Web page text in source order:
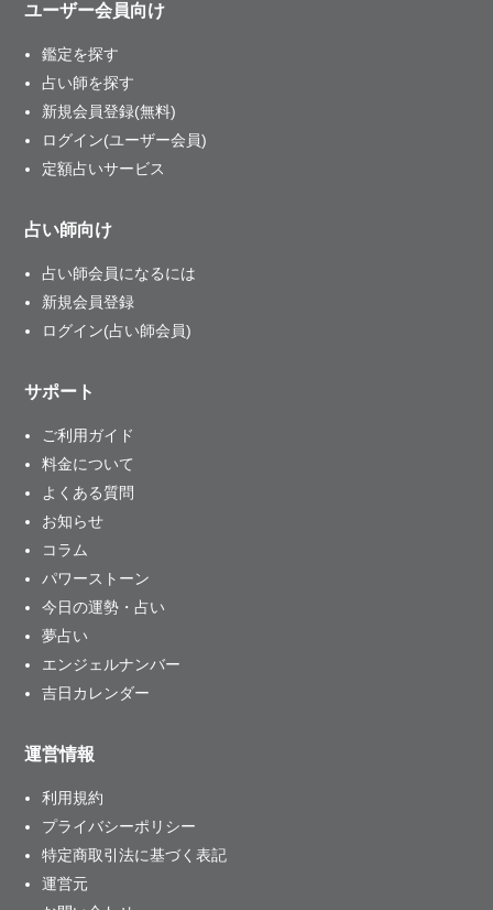
ユーザー会員向け
鑑定を探す
占い師を探す
新規会員登録(無料)
ログイン(ユーザー会員)
定額占いサービス
占い師向け
占い師会員になるには
新規会員登録
ログイン(占い師会員)
サポート
ご利用ガイド
料金について
よくある質問
お知らせ
コラム
パワーストーン
今日の運勢・占い
夢占い
エンジェルナンバー
吉日カレンダー
運営情報
利用規約
プライバシーポリシー
特定商取引法に基づく表記
運営元